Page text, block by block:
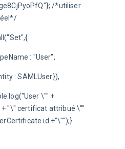
/*utiliser
typeName : "User",
entity : SAMLUser}),
+ "\" certificat attribué \""
+"\"");}